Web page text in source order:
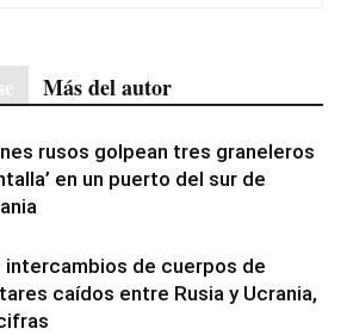
Más del autor
rusos golpean tres graneleros
en un puerto del sur de
intercambios de cuerpos de
caídos entre Rusia y Ucrania,